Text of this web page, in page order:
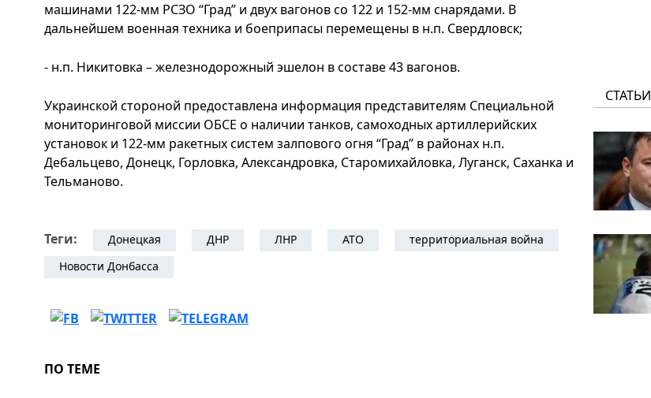
машинами 122-мм РСЗО “Град” и двух вагонов со 122 и 152-мм снарядами. В
дальнейшем военная техника и боеприпасы перемещены в н.п. Свердловск;
- н.п. Никитовка – железнодорожный эшелон в составе 43 вагонов.
Украинской стороной предоставлена информация представителям Специальной
мониторинговой миссии ОБСЕ о наличии танков, самоходных артиллерийских
установок и 122-мм ракетных систем залпового огня “Град” в районах н.п.
Дебальцево, Донецк, Горловка, Александровка, Старомихайловка, Луганск, Саханка и
Тельманово.
Теги: Донецкая ДНР ЛНР АТО
территориальная война
Новости Донбасса
ПО ТЕМЕ
СТАТЬИ